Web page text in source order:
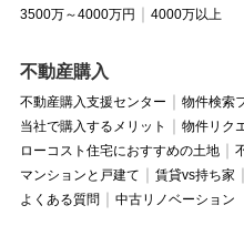
3500万～4000万円
4000万以上
不動産購入
不動産購入支援センター 物件検索
当社で購入するメリット
物件リク
ローコスト住宅におすすめの土地
マンションと戸建て
賃貸vs持ち家
よくある質問
中古リノベーション